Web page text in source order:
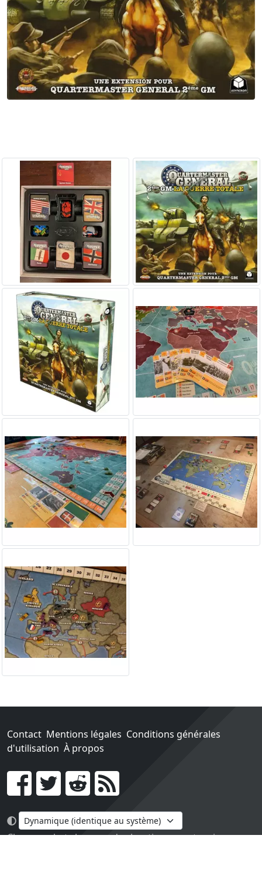
Contact Mentions légales Conditions générales
d'utilisation À propos
Go !
Chaque achat chez une des boutiques partenaires nous